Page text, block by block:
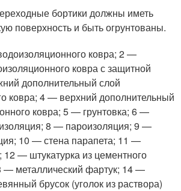
бортики должны иметь
поверхность и быть огрунтованы.
ковра; 2 —
ковра с защитной
дополнительный слой
ковра; 4 — верхний дополнительный
ковра; 5 — грунтовка; 6 —
8 — пароизоляция; 9 —
10 — стена парапета; 11 —
12 — штукатурка из цементного
— металлический фартук; 14 —
брусок (уголок из раствора)